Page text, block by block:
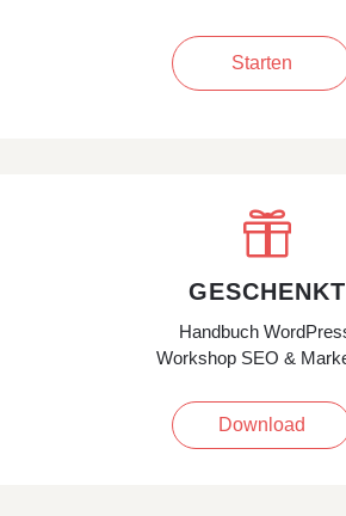
Starten

GESCHENKT
Handbuch
Workshop SEO &
Download